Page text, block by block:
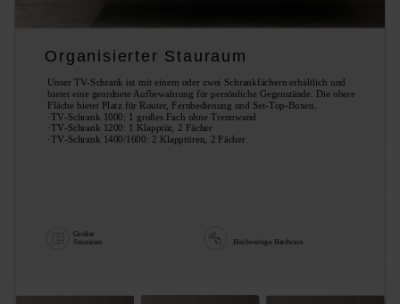
Organisierter Stauraum
Unser TV-Schrank ist mit einem oder zwei Schrankfächern erhältlich und
bietet eine geordnete Aufbewahrung für persönliche Gegenstände. Die obere
Fläche bietet Platz für Router, Fernbedienung und Set-Top-Boxen.
·TV-Schrank 1000: 1 großes Fach ohne Trennwand
·TV-Schrank 1200: 1 Klapptür, 2 Fächer
·TV-Schrank 1400/1600: 2 Klapptüren, 2 Fächer
Großer
Stauraum
Hochwertige Hardware